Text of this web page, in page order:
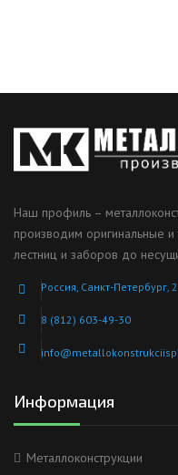
Наш профиль –
производим оригинальные
лестниц и заборов до
Россия, Санкт-
8 (812) 603-49-30
Информация
Металлоконструкции